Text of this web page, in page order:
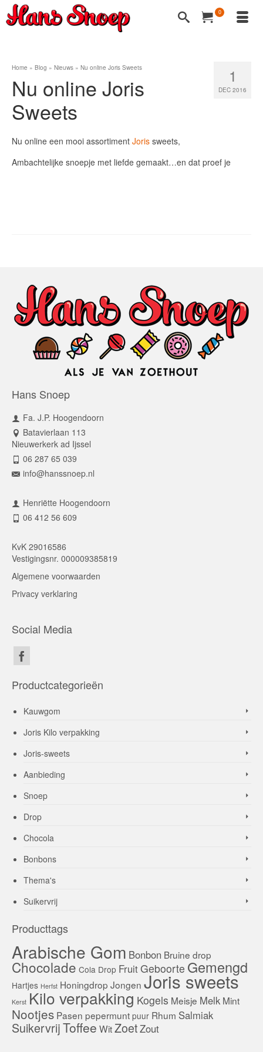
0
1
DEC 2016
Home » Blog » Nieuws » Nu online Joris Sweets
Nu online Joris
Sweets
Nu online een mooi assortiment Joris sweets,
Ambachtelijke snoepje met liefde gemaakt…en dat proef je
Hans Snoep
Fa. J.P. Hoogendoorn
Batavierlaan 113
Nieuwerkerk ad Ijssel
06 287 65 039
info@hanssnoep.nl
Henriëtte Hoogendoorn
06 412 56 609
KvK 29016586
Vestigingsnr. 000009385819
Algemene voorwaarden
Privacy verklaring
Social Media
Productcategorieën
Kauwgom
Joris Kilo verpakking
Joris-sweets
Aanbieding
Snoep
Drop
Chocola
Bonbons
Thema's
Suikervrij
Producttags
Arabische Gom Bonbon Bruine drop
Chocolade Cola Drop FruitGeboorte Gemengd
Hartjes Herfst Honingdrop Jongen Joris sweets
Kerst Kilo verpakking Kogels Meisje Melk Mint
Nootjes Pasen pepermunt puur Rhum Salmiak
SuikervrijToffee WitZoetZout